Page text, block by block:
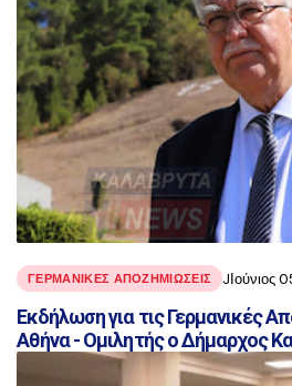
ΓΕΡΜΑΝΙΚΈΣ ΑΠΟΖΗΜΙΏΣΕΙΣ JΙούνιος
Εκδήλωση για τις Γερμανικές
Αθήνα - Ομιλητής ο Δήμαρχος